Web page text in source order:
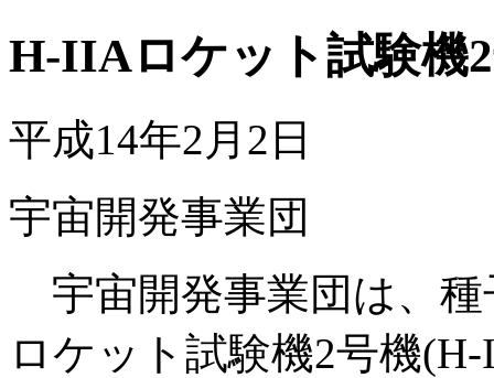
H-IIAロケット試験機
平成14年2月2日
宇宙開発事業団
宇宙開発事業団は、
ロケット試験機2号機